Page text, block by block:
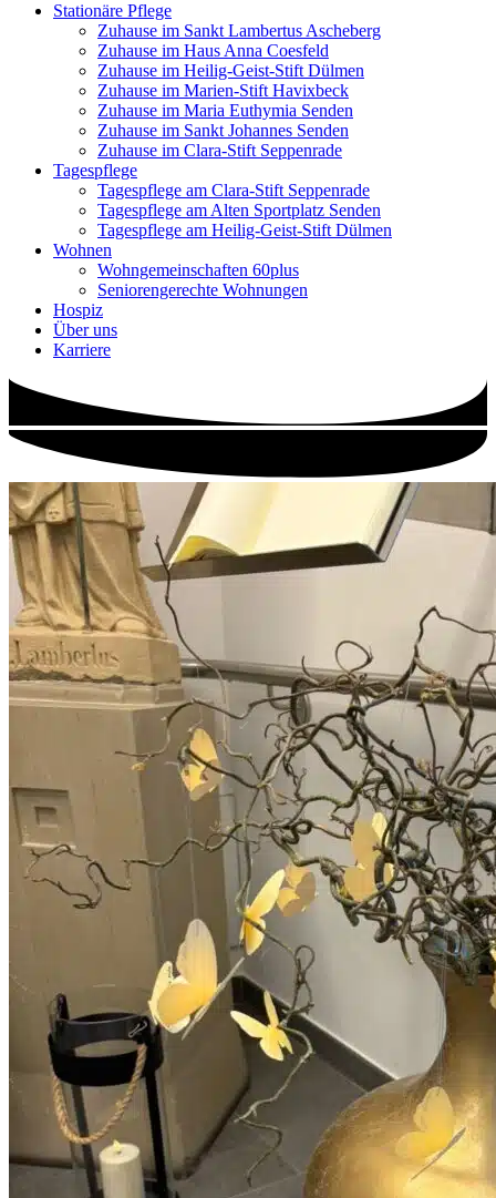
Stationäre Pflege
Zuhause im Sankt Lambertus Ascheberg
Zuhause im Haus Anna Coesfeld
Zuhause im Heilig-Geist-Stift Dülmen
Zuhause im Marien-Stift Havixbeck
Zuhause im Maria Euthymia Senden
Zuhause im Sankt Johannes Senden
Zuhause im Clara-Stift Seppenrade
Tagespflege
Tagespflege am Clara-Stift Seppenrade
Tagespflege am Alten Sportplatz Senden
Tagespflege am Heilig-Geist-Stift Dülmen
Wohnen
Wohngemeinschaften 60plus
Seniorengerechte Wohnungen
Hospiz
Über uns
Karriere